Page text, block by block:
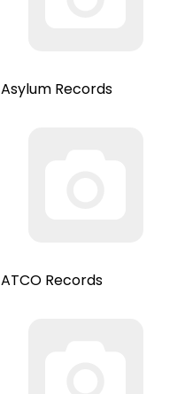
Asylum Records
ATCO Records